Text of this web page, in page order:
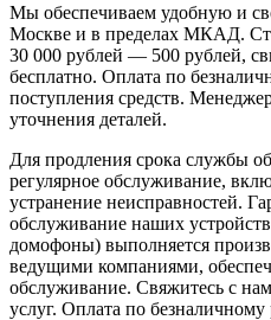
Мы обеспечиваем удобную и
Москве и в пределах МКАД.
30 000 рублей — 500 рублей,
бесплатно. Оплата по
поступления средств.
уточнения деталей.
Для продления срока службы
регулярное обслуживание,
устранение неисправностей.
обслуживание наших
домофоны) выполняется
ведущими компаниями,
обслуживание. Свяжитесь с
услуг. Оплата по